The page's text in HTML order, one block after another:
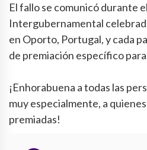
El fallo se comunicó durante
Intergubernamental
en Oporto, Portugal, y cada
de premiación específico
¡Enhorabuena a todas las
muy especialmente, a
premiadas!